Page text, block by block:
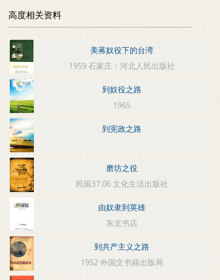
高度相关资料
美蒋奴役下的台湾
1959 石家庄：河北人民出版社
到奴役之路
1965
到宪政之路
磨坊之役
民国37.06 文化生活出版社
由奴隶到英雄
东北书店
到共产主义之路
1952 外国文书籍出版局